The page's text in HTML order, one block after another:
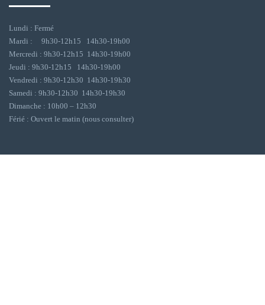
Lundi : Fermé
Mardi : 9h30-12h15 14h30-19h00
Mercredi : 9h30-12h15 14h30-19h00
Jeudi : 9h30-12h15 14h30-19h00
Vendredi : 9h30-12h30 14h30-19h30
Samedi : 9h30-12h30 14h30-19h30
Dimanche : 10h00 – 12h30
Férié : Ouvert le matin (nous consulter)